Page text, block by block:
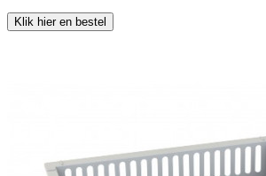
Klik hier en bestel